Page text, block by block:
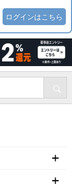
ログインはこちら